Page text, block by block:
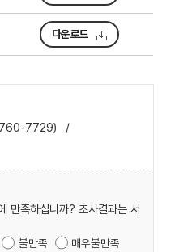
다운로드
760-7729)
/
만족하십니까? 조사결과는 서
불만족 매우불만족